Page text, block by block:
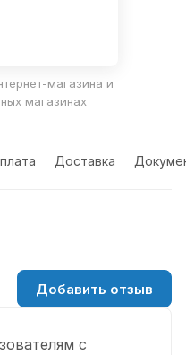
магазина и
магазинах
Доставка
с
Добавить отзыв